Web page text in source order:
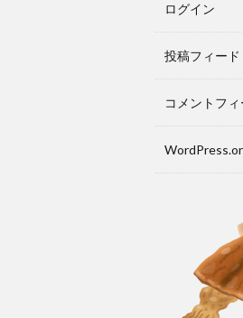
ログイン
投稿フィード
コメントフィ